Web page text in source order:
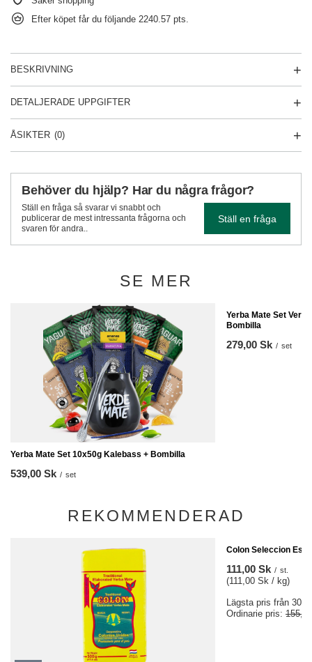
Efter köpet får du följande 2240.57 pts.
BESKRIVNING
DETALJERADE UPPGIFTER
ÅSIKTER (0)
Behöver du hjälp? Har du några frågor?
Ställ en fråga så svarar vi snabbt och
publicerar de mest intressanta frågorna och
svaren för andra..
Ställ en fråga
SE MER
Yerba Mate Set 10x50g Kalebass + Bombilla
539,00 Sk / set
Yerba Mate Set
Bombilla
279,00 Sk / set
REKOMMENDERAD
Colon Seleccion
111,00 Sk / st.
(111,00 Sk / kg)
Lägsta pris från 30
Ordinarie pris: